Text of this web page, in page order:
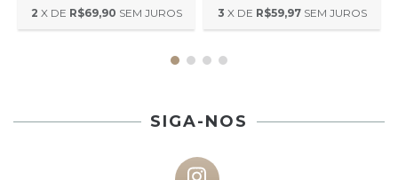
2 X DE R$69,90 SEM JUROS 3 X DE R$59,97 SEM JUROS
SIGA-NOS